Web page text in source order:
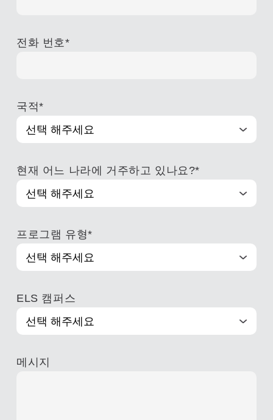
전화 번호*
국적*
현재 어느 나라에 거주하고 있나요?*
프로그램 유형*
ELS 캠퍼스
메시지